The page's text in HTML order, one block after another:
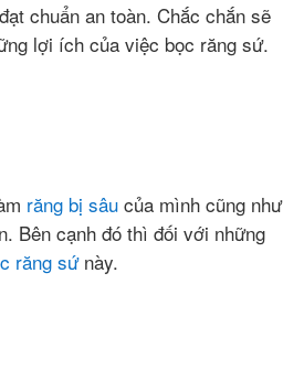
chuẩn an toàn. Chắc chắn sẽ
lợi ích của việc bọc răng sứ.
răng bị sâu của mình cũng như
Bên cạnh đó thì đối với những
răng sứnày.